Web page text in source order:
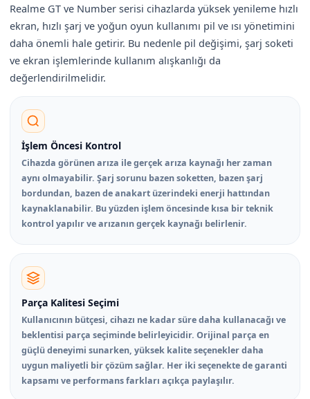
Realme GT ve Number serisi cihazlarda yüksek yenileme hızlı
ekran, hızlı şarj ve yoğun oyun kullanımı pil ve ısı yönetimini
daha önemli hale getirir. Bu nedenle pil değişimi, şarj soketi
ve ekran işlemlerinde kullanım alışkanlığı da
değerlendirilmelidir.
İşlem Öncesi Kontrol
Cihazda görünen arıza ile gerçek arıza kaynağı her zaman
aynı olmayabilir. Şarj sorunu bazen soketten, bazen şarj
bordundan, bazen de anakart üzerindeki enerji hattından
kaynaklanabilir. Bu yüzden işlem öncesinde kısa bir teknik
kontrol yapılır ve arızanın gerçek kaynağı belirlenir.
Parça Kalitesi Seçimi
Kullanıcının bütçesi, cihazı ne kadar süre daha kullanacağı ve
beklentisi parça seçiminde belirleyicidir. Orijinal parça en
güçlü deneyimi sunarken, yüksek kalite seçenekler daha
uygun maliyetli bir çözüm sağlar. Her iki seçenekte de garanti
kapsamı ve performans farkları açıkça paylaşılır.